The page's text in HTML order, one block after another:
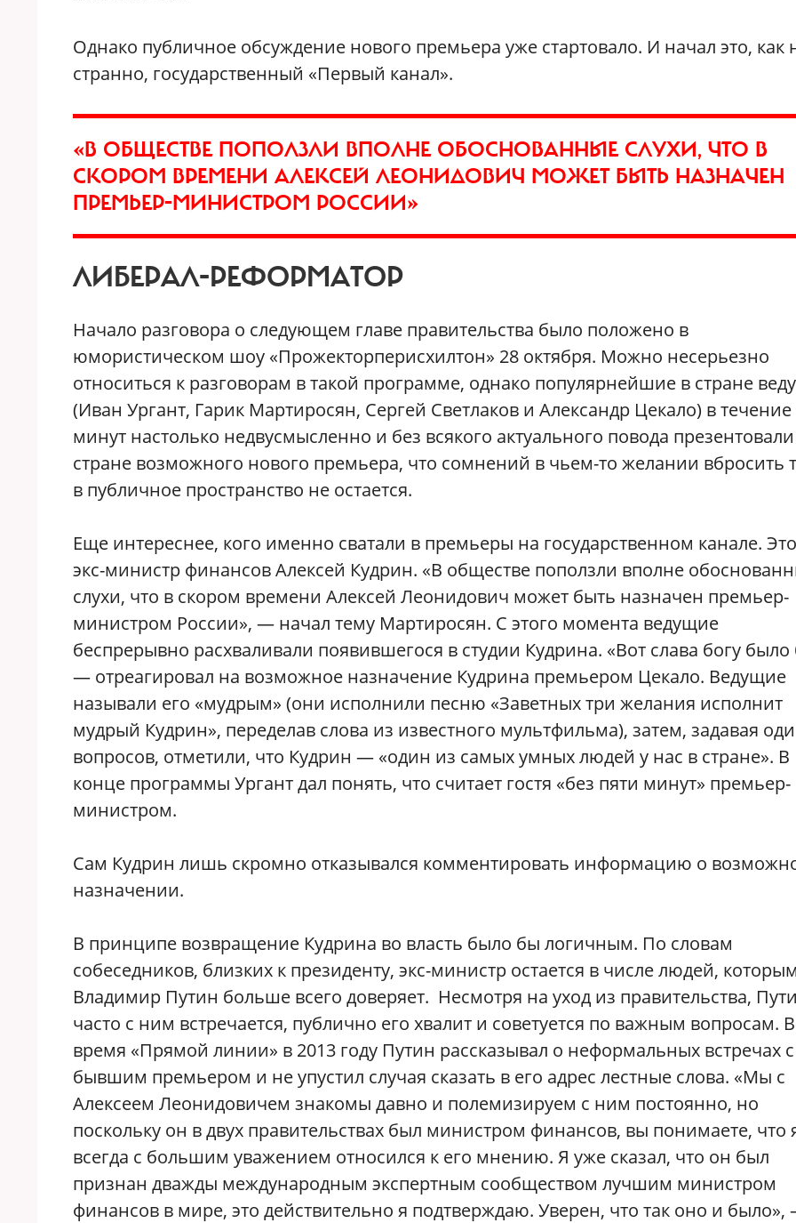
Однако публичное обсуждение нового премьера уже стартовало. И начал это, как
странно, государственный «Первый канал».
«В ОБЩЕСТВЕ ПОПОЛЗЛИ ВПОЛНЕ ОБОСНОВАННЫЕ СЛУХИ, ЧТО В
СКОРОМ ВРЕМЕНИ АЛЕКСЕЙ ЛЕОНИДОВИЧ МОЖЕТ БЫТЬ НАЗНАЧЕН
ПРЕМЬЕР-МИНИСТРОМ РОССИИ»
ЛИБЕРАЛ-РЕФОРМАТОР
Начало разговора о следующем главе правительства было положено в
юмористическом шоу «Прожекторперисхилтон» 28 октября. Можно несерьезно
относиться к разговорам в такой программе, однако популярнейшие в стране
(Иван Ургант, Гарик Мартиросян, Сергей Светлаков и Александр Цекало) в течение
минут настолько недвусмысленно и без всякого актуального повода презентовали
стране возможного нового премьера, что сомнений в чьем-то желании вбросить
в публичное пространство не остается.
Еще интереснее, кого именно сватали в премьеры на государственном канале.
экс-министр финансов Алексей Кудрин. «В обществе поползли вполне
слухи, что в скором времени Алексей Леонидович может быть назначен премьер-
министром России», — начал тему Мартиросян. С этого момента ведущие
беспрерывно расхваливали появившегося в студии Кудрина. «Вот слава богу было
— отреагировал на возможное назначение Кудрина премьером Цекало. Ведущие
называли его «мудрым» (они исполнили песню «Заветных три желания исполнит
мудрый Кудрин», переделав слова из известного мультфильма), затем, задавая
вопросов, отметили, что Кудрин — «один из самых умных людей у нас в стране». В
конце программы Ургант дал понять, что считает гостя «без пяти минут» премьер-
министром.
Сам Кудрин лишь скромно отказывался комментировать информацию о
назначении.
В принципе возвращение Кудрина во власть было бы логичным. По словам
собеседников, близких к президенту, экс-министр остается в числе людей, которым
Владимир Путин больше всего доверяет. Несмотря на уход из правительства,
часто с ним встречается, публично его хвалит и советуется по важным вопросам.
время «Прямой линии» в 2013 году Путин рассказывал о неформальных встречах с
бывшим премьером и не упустил случая сказать в его адрес лестные слова. «Мы с
Алексеем Леонидовичем знакомы давно и полемизируем с ним постоянно, но
поскольку он в двух правительствах был министром финансов, вы понимаете, что
всегда с большим уважением относился к его мнению. Я уже сказал, что он был
признан дважды международным экспертным сообществом лучшим министром
финансов в мире, это действительно я подтверждаю. Уверен, что так оно и